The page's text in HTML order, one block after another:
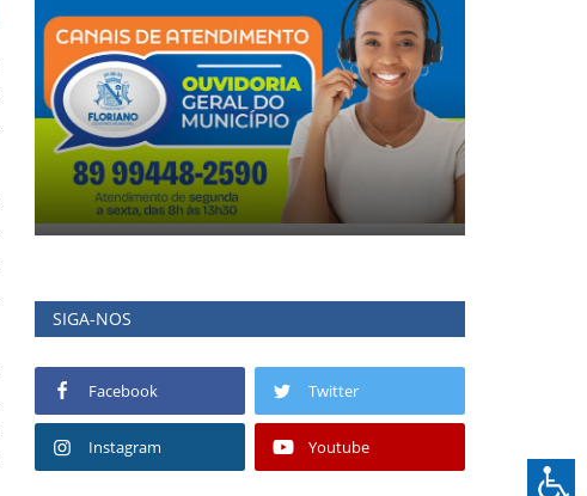
SIGA-NOS
Facebook Twitter
Instagram Youtube